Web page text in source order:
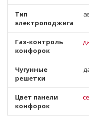
Тип
электроподжига
Газ-контроль
конфорок
Чугунные
решетки
Цвет панели
конфорок